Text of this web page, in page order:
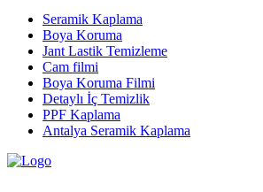
Seramik Kaplama
Boya Koruma
Jant Lastik Temizleme
Cam filmi
Boya Koruma Filmi
Detaylı İç Temizlik
PPF Kaplama
Antalya Seramik Kaplama